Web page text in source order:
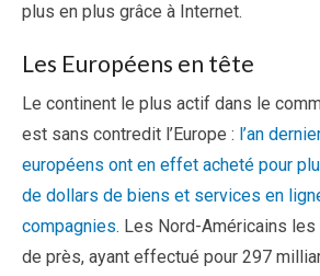
plus en plus grâce à Internet.
Les Européens en tête
Le continent le plus actif dans le
est sans contredit l’Europe : l’an
européens ont en effet acheté pour
de dollars de biens et services en
compagnies. Les Nord-Américains
de près, ayant effectué pour 297